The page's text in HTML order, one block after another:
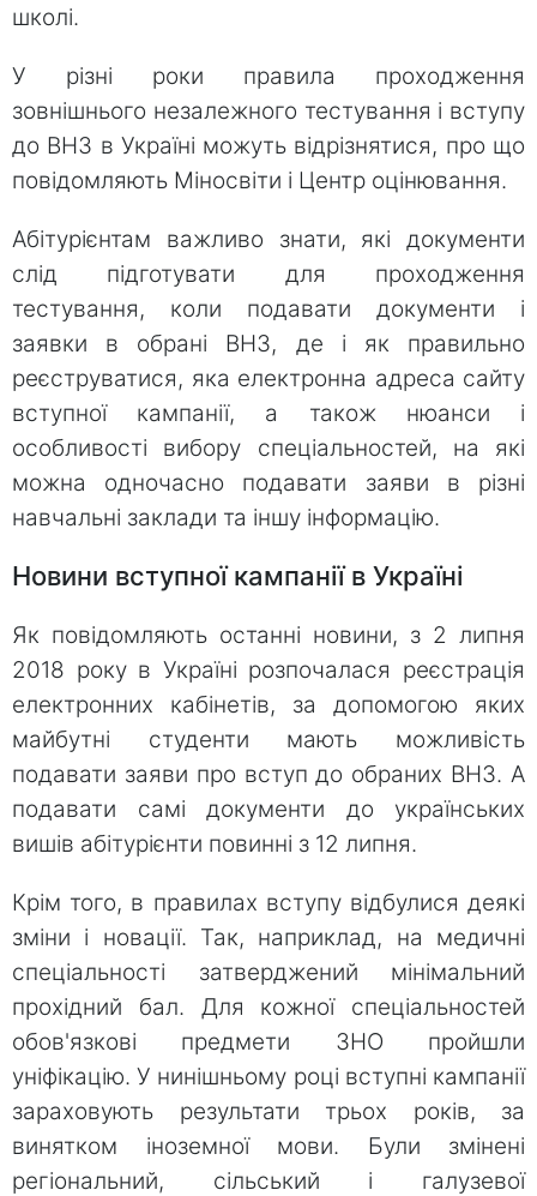
школі.
У різні роки правила проходження
зовнішнього незалежного тестування і вступу
до ВНЗ в Україні можуть відрізнятися, про що
повідомляють Міносвіти і Центр оцінювання.
Абітурієнтам важливо знати, які документи
слід підготувати для проходження
тестування, коли подавати документи і
заявки в обрані ВНЗ, де і як правильно
реєструватися, яка електронна адреса сайту
вступної кампанії, а також нюанси і
особливості вибору спеціальностей, на які
можна одночасно подавати заяви в різні
навчальні заклади та іншу інформацію.
Новини вступної кампанії в Україні
Як повідомляють останні новини, з 2 липня
2018 року в Україні розпочалася реєстрація
електронних кабінетів, за допомогою яких
майбутні студенти мають можливість
подавати заяви про вступ до обраних ВНЗ. А
подавати самі документи до українських
вишів абітурієнти повинні з 12 липня.
Крім того, в правилах вступу відбулися деякі
зміни і новації. Так, наприклад, на медичні
спеціальності затверджений мінімальний
прохідний бал. Для кожної спеціальностей
обов'язкові предмети ЗНО пройшли
уніфікацію. У нинішньому році вступні кампанії
зараховують результати трьох років, за
винятком іноземної мови. Були змінені
регіональний, сільський і галузевої